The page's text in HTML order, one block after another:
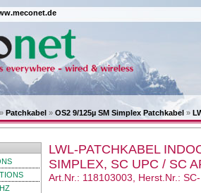
» Patchkabel » OS2 9/125µ SM Simplex Patchkabel»
LWL-PATCHKABEL
SIMPLEX, SC UPC / SC
Art.Nr.: 118103003, Herst.Nr.: